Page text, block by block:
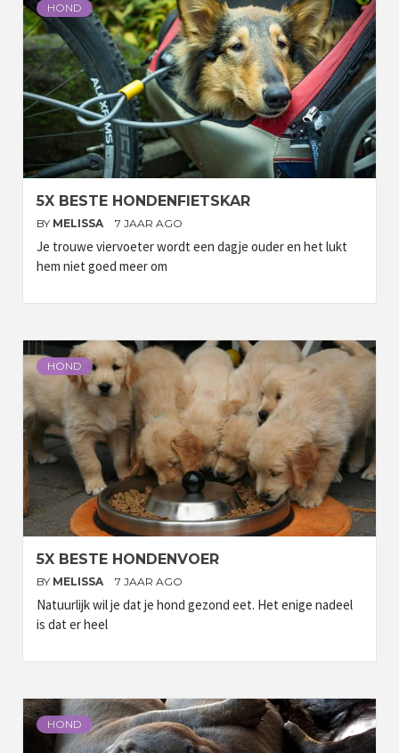
HOND
5X BESTE HONDENFIETSKAR
BY MELISSA 7 JAAR AGO
Je trouwe viervoeter wordt een dagje ouder en het lukt
hem niet goed meer om
HOND
5X BESTE HONDENVOER
BY MELISSA 7 JAAR AGO
Natuurlijk wil je dat je hond gezond eet. Het enige nadeel
is dat er heel
HOND